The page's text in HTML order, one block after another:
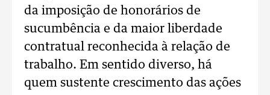
da imposição de honorários de
sucumbência e da maior liberdade
contratual reconhecida à relação de
trabalho. Em sentido diverso, há
quem sustente crescimento das ações